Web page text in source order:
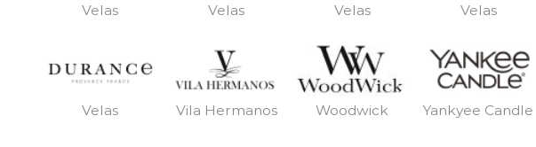
Velas Velas Velas Velas
Velas Vila Hermanos Woodwick Yankyee Candle